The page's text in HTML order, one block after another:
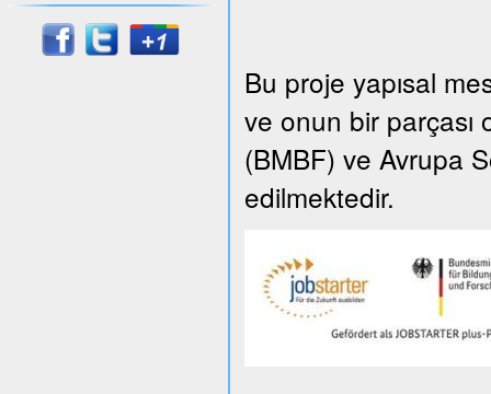
Bu proje yapısal
ve onun bir parçası
(BMBF) ve Avrupa
edilmektedir.